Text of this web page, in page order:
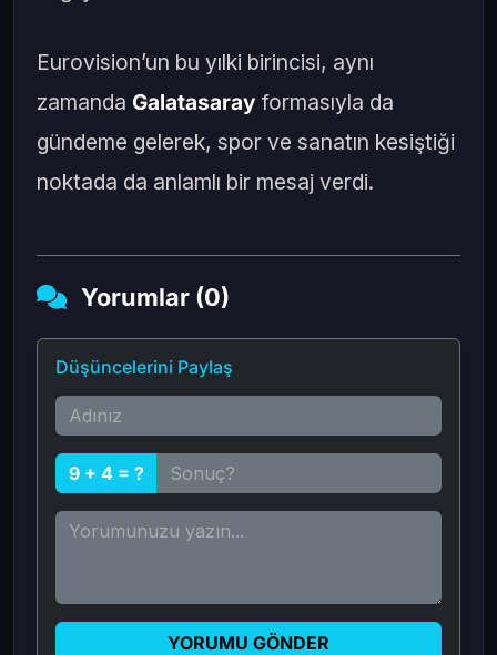
Eurovision’un bu yılki birincisi, aynı
zamanda Galatasaray formasıyla da
gündeme gelerek, spor ve sanatın kesiştiği
noktada da anlamlı bir mesaj verdi.
Yorumlar (0)
Düşüncelerini Paylaş
9 + 4 = ?
YORUMU GÖNDER